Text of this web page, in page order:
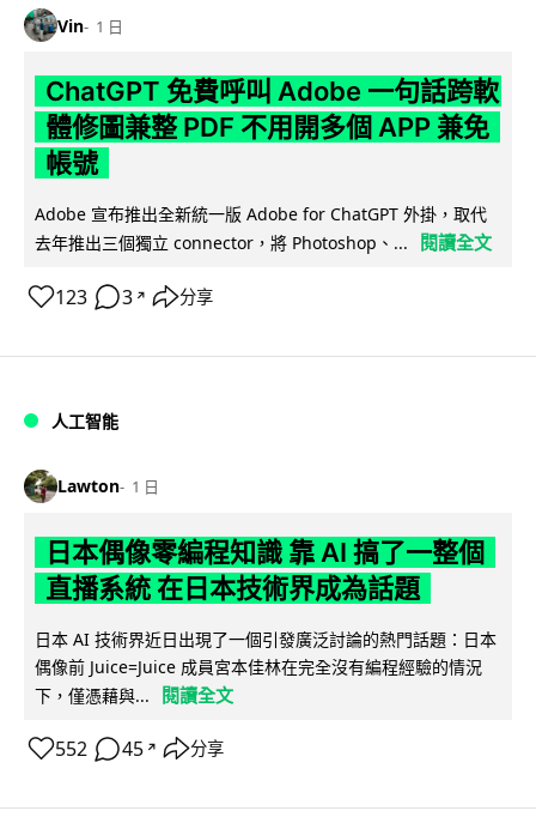
Vin 1 日
ChatGPT 免費呼叫 Adobe 一句話跨軟
體修圖兼整 PDF 不用開多個 APP 兼免
帳號
Adobe 宣布推出全新統一版 Adobe for ChatGPT 外掛，取代
去年推出三個獨立 connector，將 Photoshop、...
閱讀全文
123 3 ↗ 分享
人工智能
Lawton 1 日
日本偶像零編程知識 靠 AI 搞了一整個
直播系統 在日本技術界成為話題
日本 AI 技術界近日出現了一個引發廣泛討論的熱門話題：日本
偶像前 Juice=Juice 成員宮本佳林在完全沒有編程經驗的情況
下，僅憑藉與...
閱讀全文
552 45 ↗ 分享